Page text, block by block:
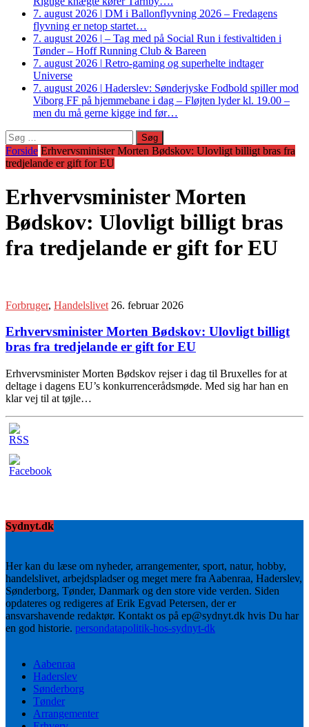
7. august 2026 | DM i Ballonflyvning 2026 – Fredagens
flyvning er netop startet…
7. august 2026 | – Tag med på Social Run i festivaltiden i
Tønder – Hoff Running Club & Bareen
7. august 2026 | Retro-gaming og superhelte indtager
Universe
7. august 2026 | Haderslev: Sønderjyske Fodbold spiller mod
Viborg FF på hjemmebane i dag – Fløjten lyder kl. 19.00 –
men du må gerne kigge ind før…
Søg
efter:
Forside Erhvervsminister Morten Bødskov: Ulovligt billigt bras fra
tredjelande er gift for EU
Erhvervsminister Morten
Bødskov: Ulovligt billigt bras
fra tredjelande er gift for EU
Forbruger, Handelslivet 26. februar 2026
Erhvervsminister Morten Bødskov: Ulovligt billigt
bras fra tredjelande er gift for EU
Erhvervsminister Morten Bødskov rejser i dag til Bruxelles for at
deltage i dagens EU’s konkurrencerådsmøde. Med sig har han en
klar vej til at tøjle…
Sydnyt.dk
Her kan du læse om nyheder, arrangementer, sport, natur, hobby,
handelslivet, arbejdspladser og meget mere fra Aabenraa, Haderslev,
Sønderborg, Tønder, Danmark og den store vide verden. Siden
opdateres og redigeres af Erik Egvad Petersen, der er
ansvarshavende redaktør. Kontakt os på ep@sydnyt.dk hvis Du har
en god historie. persondatapolitik-hos-sydnyt-dk
Aabenraa
Haderslev
Sønderborg
Tønder
Arrangementer